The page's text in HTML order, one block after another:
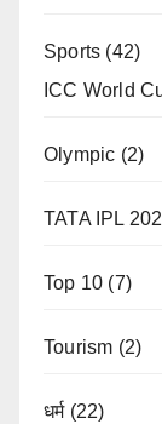
Sports (42)
ICC World
Olympic (2)
TATA IPL
Top 10 (7)
Tourism (2)
धर्म(22)